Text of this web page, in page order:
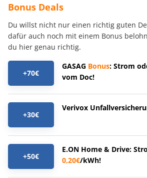
Bonus Deals
Du willst nicht nur einen richtig guten
dafür auch noch mit einem Bonus
du hier genau richtig.
+70€
GASAG Bonus: Strom
vom Doc!
+30€
Verivox
+50€
E.ON Home & Drive:
0,20€/kWh!